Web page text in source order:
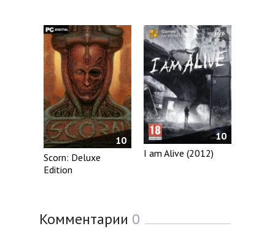
10
Scorn: Deluxe
Edition
10
I am Alive (2012)
Комментарии 0